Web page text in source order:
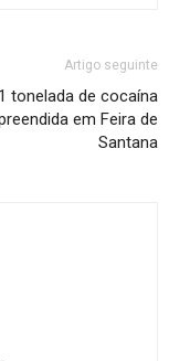
Artigo seguinte
tonelada de cocaína
em Feira de
Santana